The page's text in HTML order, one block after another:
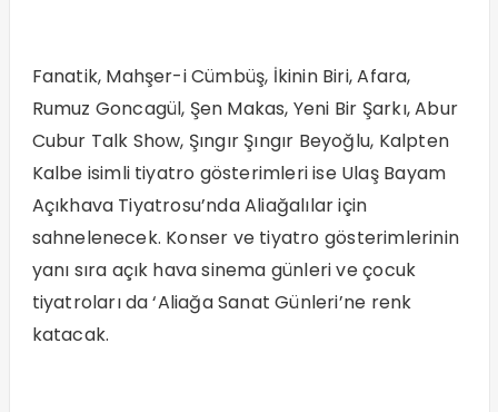
Fanatik, Mahşer-i Cümbüş, İkinin Biri, Afara,
Rumuz Goncagül, Şen Makas, Yeni Bir Şarkı, Abur
Cubur Talk Show, Şıngır Şıngır Beyoğlu, Kalpten
Kalbe isimli tiyatro gösterimleri ise Ulaş Bayam
Açıkhava Tiyatrosu’nda Aliağalılar için
sahnelenecek. Konser ve tiyatro gösterimlerinin
yanı sıra açık hava sinema günleri ve çocuk
tiyatroları da ‘Aliağa Sanat Günleri’ne renk
katacak.